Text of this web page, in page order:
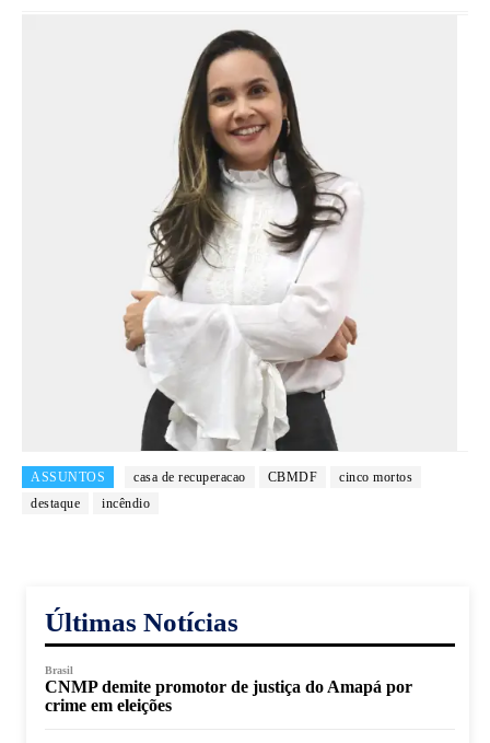
ASSUNTOS casa de recuperacao CBMDF
cinco mortos
destaque
incêndio
Últimas Notícias
Brasil
CNMP demite promotor de justiça do Amapá por
crime em eleições